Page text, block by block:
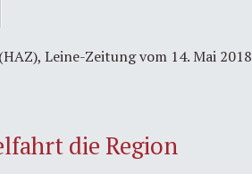
Leine-Zeitung vom 14. Mai 2018
die Region